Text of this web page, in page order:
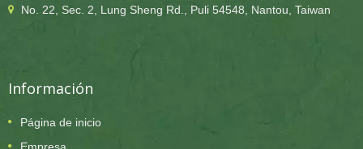
No. 22, Sec. 2, Lung Sheng Rd., Puli 54548, Nantou, Taiwan
Información
Página de inicio
Empresa